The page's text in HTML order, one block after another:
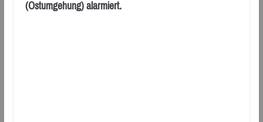
(Ostumgehung) alarmiert.